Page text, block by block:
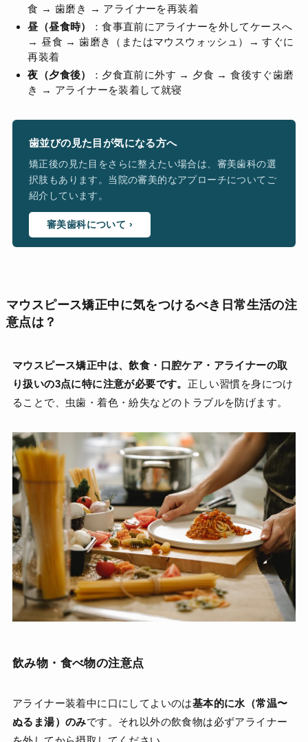
食 → 歯磨き → アライナーを再装着
昼（昼食時）
：食事直前にアライナーを外してケースへ
→ 昼食 → 歯磨き（またはマウスウォッシュ）→ すぐに
再装着
夜（夕食後）
：夕食直前に外す → 夕食 → 食後すぐ歯磨
き → アライナーを装着して就寝
歯並びの見た目が気になる方へ
矯正後の見た目をさらに整えたい場合は、審美歯科の選
択肢もあります。当院の審美的なアプローチについてご
紹介しています。
審美歯科について ›
マウスピース矯正中に気をつけるべき日常生活の注
意点は？
マウスピース矯正中は、飲食・口腔ケア・アライナーの取
り扱いの3点に特に注意が必要です。 正しい習慣を身につけ
ることで、虫歯・着色・紛失などのトラブルを防げます。
飲み物・食べ物の注意点
アライナー装着中に口にしてよいのは基本的に水（常温〜
ぬるま湯）のみです。それ以外の飲食物は必ずアライナー